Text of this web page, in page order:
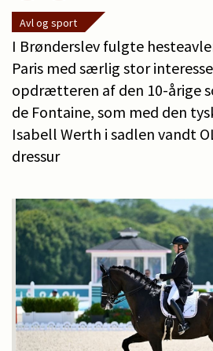
Avl og sport
I Brønderslev fulgte
Paris med særlig stor
opdrætteren af den 10-årige
de Fontaine, som med den
Isabell Werth i sadlen vandt
dressur